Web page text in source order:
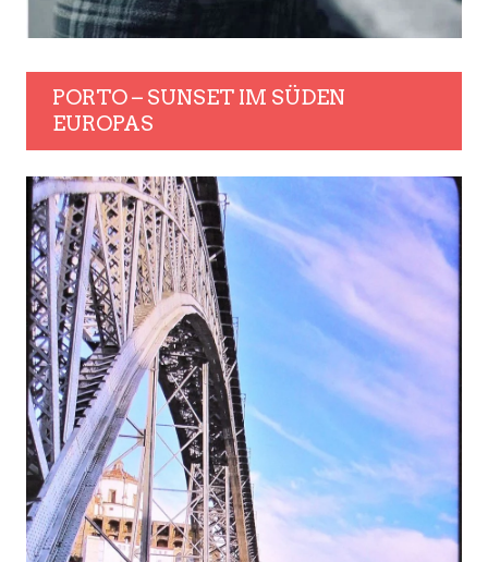
PORTO – SUNSET IM SÜDEN
EUROPAS